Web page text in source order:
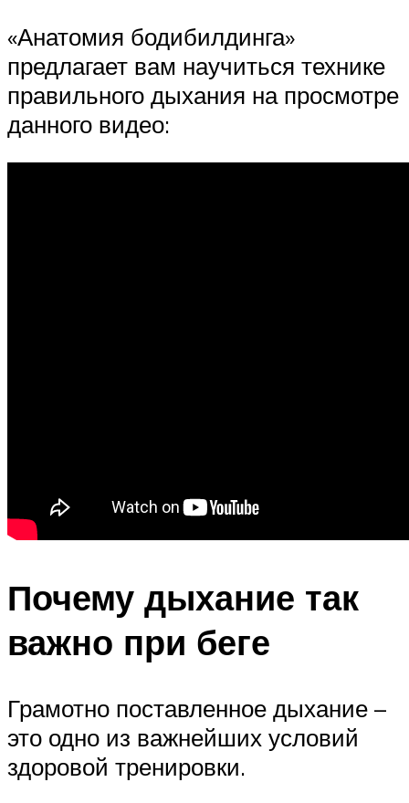
«Анатомия бодибилдинга»
предлагает вам научиться технике
правильного дыхания на просмотре
данного видео:
Почему дыхание так
важно при беге
Грамотно поставленное дыхание –
это одно из важнейших условий
здоровой тренировки.